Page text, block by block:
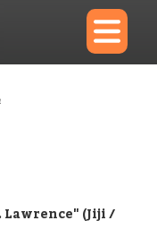
×
Lawrence" (Jiji /